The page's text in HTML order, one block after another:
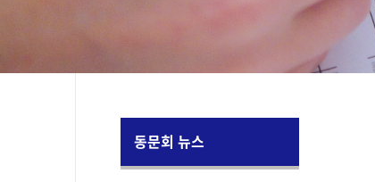
동문회 뉴스